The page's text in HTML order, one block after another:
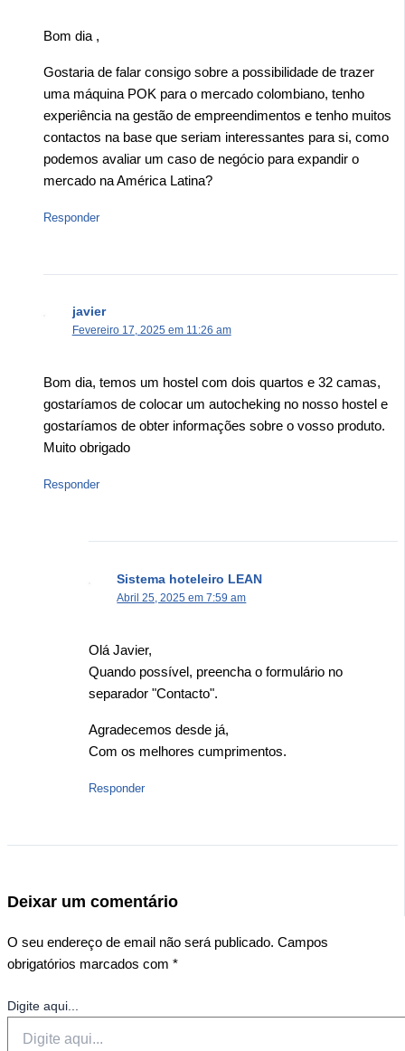
Bom dia ,
Gostaria de falar consigo sobre a possibilidade de trazer
uma máquina POK para o mercado colombiano, tenho
experiência na gestão de empreendimentos e tenho muitos
contactos na base que seriam interessantes para si, como
podemos avaliar um caso de negócio para expandir o
mercado na América Latina?
Responder
javier
Fevereiro 17, 2025 em 11:26 am
Bom dia, temos um hostel com dois quartos e 32 camas,
gostaríamos de colocar um autocheking no nosso hostel e
gostaríamos de obter informações sobre o vosso produto.
Muito obrigado
Responder
Sistema hoteleiro LEAN
Abril 25, 2025 em 7:59 am
Olá Javier,
Quando possível, preencha o formulário no
separador "Contacto".
Agradecemos desde já,
Com os melhores cumprimentos.
Responder
Deixar um comentário
O seu endereço de email não será publicado. Campos
obrigatórios marcados com *
Digite aqui...